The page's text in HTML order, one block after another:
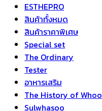
ESTHEPRO
สินค้าทั้งหมด
สินค้าราคาพิเศษ
Special set
The Ordinary
Tester
อาหารเสริม
The History of Whoo
Sulwhasoo